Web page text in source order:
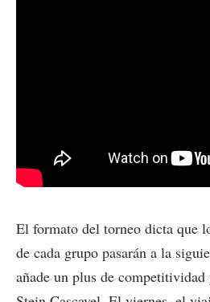
El formato del torneo dicta que
de cada grupo pasarán a la
añade un plus de